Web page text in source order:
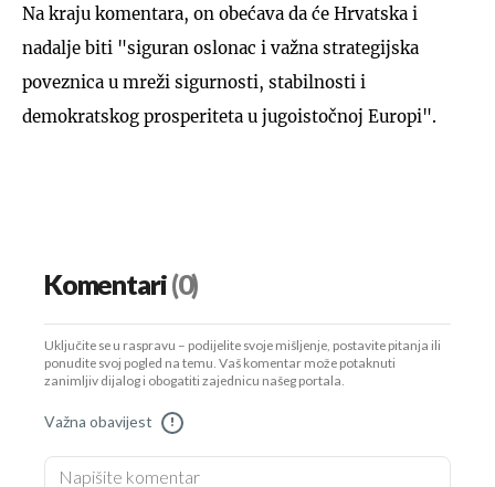
Na kraju komentara, on obećava da će Hrvatska i
nadalje biti "siguran oslonac i važna strategijska
poveznica u mreži sigurnosti, stabilnosti i
demokratskog prosperiteta u jugoistočnoj Europi".
Komentari(0)
Uključite se u raspravu – podijelite svoje mišljenje, postavite pitanja ili
ponudite svoj pogled na temu. Vaš komentar može potaknuti
zanimljiv dijalog i obogatiti zajednicu našeg portala.
Važna obavijest !